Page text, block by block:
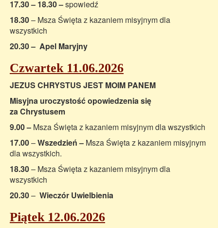
17.30 – 18.30 –spowiedź
18.30– Msza Święta z kazaniem misyjnym dla
wszystkich
20.30 – Apel Maryjny
Czwartek 11.06.2026
JEZUS CHRYSTUS JEST MOIM PANEM
Misyjna uroczystość opowiedzenia się
za Chrystusem
9.00 – Msza Święta z kazaniem misyjnym dla wszystkich
17.00–Wszedzień – Msza Święta z kazaniem misyjnym
dla wszystkich.
18.30– Msza Święta z kazaniem misyjnym dla
wszystkich
20.30– Wieczór Uwielbienia
Piątek 12.06.2026